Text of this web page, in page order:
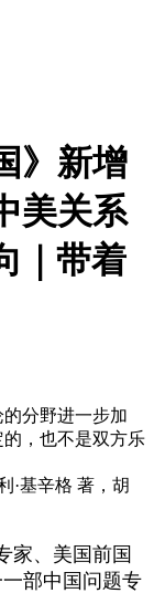
》新增
美关系
｜带着
分野进一步加
，也不是双方乐
·基辛格 著，胡
家、美国前国
部中国问题专